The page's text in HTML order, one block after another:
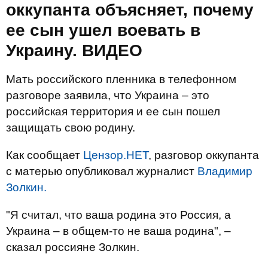
оккупанта объясняет, почему
ее сын ушел воевать в
Украину. ВИДЕО
Мать российского пленника в телефонном
разговоре заявила, что Украина – это
российская территория и ее сын пошел
защищать свою родину.
Как сообщает Цензор.НЕТ, разговор оккупанта
с матерью опубликовал журналист Владимир
Золкин.
"Я считал, что ваша родина это Россия, а
Украина – в общем-то не ваша родина", –
сказал россияне Золкин.